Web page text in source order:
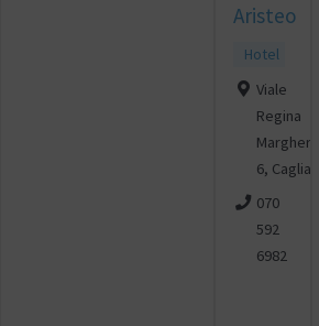
Aristeo
Hotel
Viale
Regina
Margherita
6, Cagliari
070
592
6982